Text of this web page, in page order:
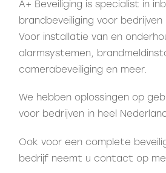
A+ Beveiliging is specialist in
brandbeveiliging voor
Voor installatie van en
alarmsystemen,
camerabeveiliging en meer.
We hebben oplossingen op
voor bedrijven in heel
Ook voor een complete
bedrijf neemt u contact op